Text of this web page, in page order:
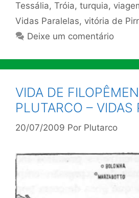
Tessália, Tróia, turquia,
Vidas Paralelas, vitória de
Deixe um comentário
VIDA DE
PLUTARCO – VIDAS
20/07/2009 Por Plutarco